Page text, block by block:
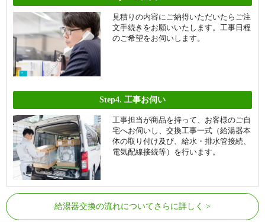
見積りの内容にご納得いただいたらご注
文手続きをお願いいたします。工事日程
のご希望をお伺いします。
Step4. 工事お伺い
工事担当が商品を持って、お客様のご自
宅へお伺いし、交換工事一式（給湯器本
体の取り付け及び、給水・排水管接続、
電気配線接続等）を行います。
給湯器交換の流れについてさらに詳しく